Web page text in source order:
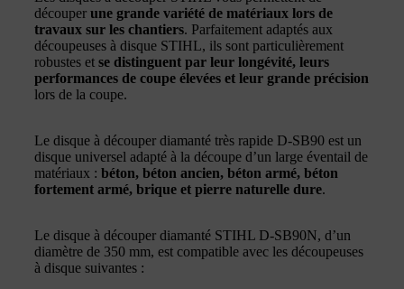
découper une grande variété de matériaux lors de
travaux sur les chantiers. Parfaitement adaptés aux
découpeuses à disque STIHL, ils sont particulièrement
robustes et se distinguent par leur longévité, leurs
performances de coupe élevées et leur grande précision
lors de la coupe.
Le disque à découper diamanté très rapide D-SB90 est un
disque universel adapté à la découpe d’un large éventail de
matériaux : béton, béton ancien, béton armé, béton
fortement armé, brique et pierre naturelle dure.
Le disque à découper diamanté STIHL D-SB90N, d’un
diamètre de 350 mm, est compatible avec les découpeuses
à disque suivantes :